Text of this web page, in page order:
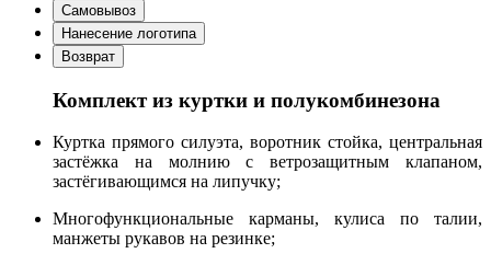
Самовывоз
Нанесение логотипа
Возврат
Комплект из куртки и полукомбинезона
Куртка прямого силуэта, воротник стойка, центральная
застёжка на молнию с ветрозащитным клапаном,
застёгивающимся на липучку;
Многофункциональные карманы, кулиса по талии,
манжеты рукавов на резинке;